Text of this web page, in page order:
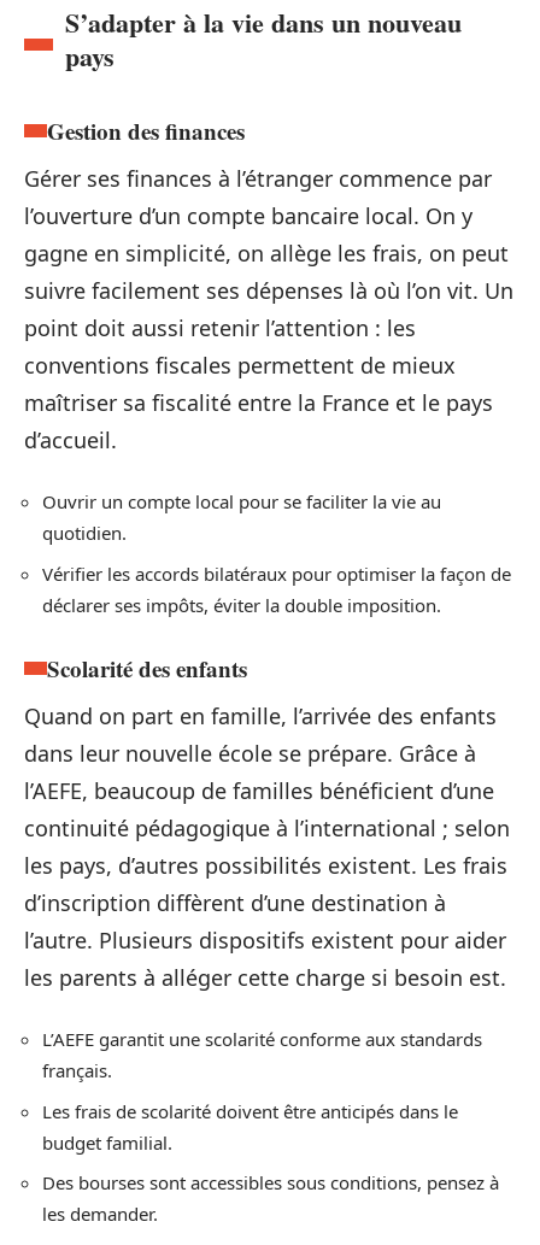
S’adapter à la vie dans un nouveau
pays
Gestion des finances
Gérer ses finances à l’étranger commence par
l’ouverture d’un compte bancaire local. On y
gagne en simplicité, on allège les frais, on peut
suivre facilement ses dépenses là où l’on vit. Un
point doit aussi retenir l’attention : les
conventions fiscales permettent de mieux
maîtriser sa fiscalité entre la France et le pays
d’accueil.
Ouvrir un compte local pour se faciliter la vie au
quotidien.
Vérifier les accords bilatéraux pour optimiser la façon de
déclarer ses impôts, éviter la double imposition.
Scolarité des enfants
Quand on part en famille, l’arrivée des enfants
dans leur nouvelle école se prépare. Grâce à
l’AEFE, beaucoup de familles bénéficient d’une
continuité pédagogique à l’international ; selon
les pays, d’autres possibilités existent. Les frais
d’inscription diffèrent d’une destination à
l’autre. Plusieurs dispositifs existent pour aider
les parents à alléger cette charge si besoin est.
L’AEFE garantit une scolarité conforme aux standards
français.
Les frais de scolarité doivent être anticipés dans le
budget familial.
Des bourses sont accessibles sous conditions, pensez à
les demander.